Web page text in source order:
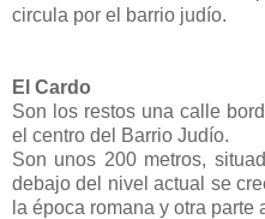
circula por el barrio judío.
El Cardo
Son los restos una calle
el centro del Barrio Judío.
Son unos 200 metros,
debajo del nivel actual se
la época romana y otra